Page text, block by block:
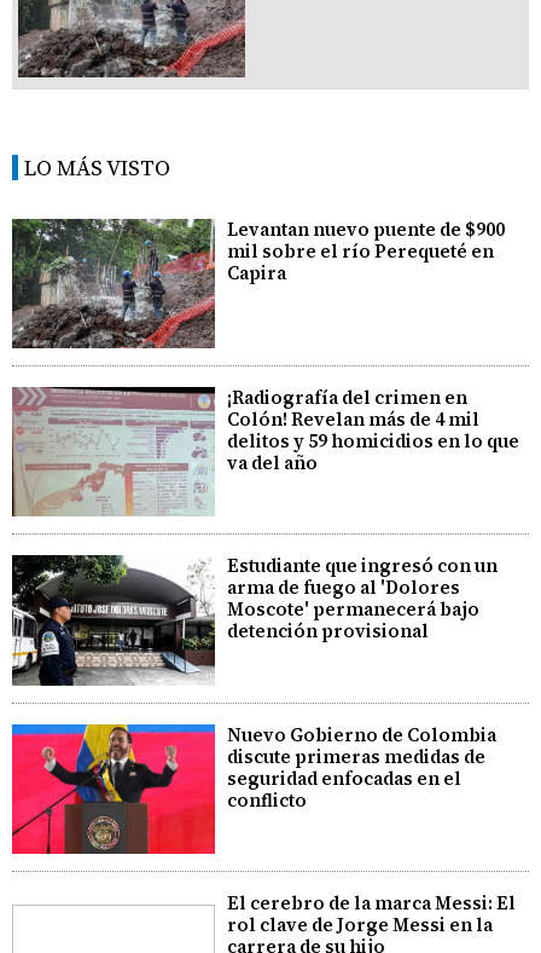
LO MÁS VISTO
Levantan nuevo puente de $900
mil sobre el río Perequeté en
Capira
¡Radiografía del crimen en
Colón! Revelan más de 4 mil
delitos y 59 homicidios en lo que
va del año
Estudiante que ingresó con un
arma de fuego al 'Dolores
Moscote' permanecerá bajo
detención provisional
Nuevo Gobierno de Colombia
discute primeras medidas de
seguridad enfocadas en el
conflicto
El cerebro de la marca Messi: El
rol clave de Jorge Messi en la
carrera de su hijo